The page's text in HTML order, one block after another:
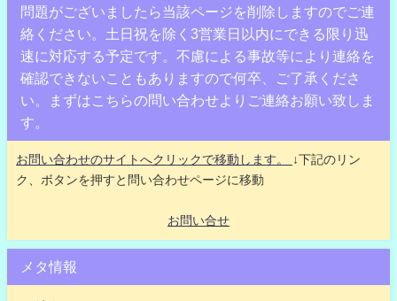
問題がございましたら当該ページを削除しますのでご連
絡ください。土日祝を除く3営業日以内にできる限り迅
速に対応する予定です。不慮による事故等により連絡を
確認できないこともありますので何卒、ご了承くださ
い。まずはこちらの問い合わせよりご連絡お願い致しま
す。
お問い合わせのサイトへクリックで移動します。
↓下記のリン
ク、ボタンを押すと問い合わせページに移動
お問い合せ
メタ情報